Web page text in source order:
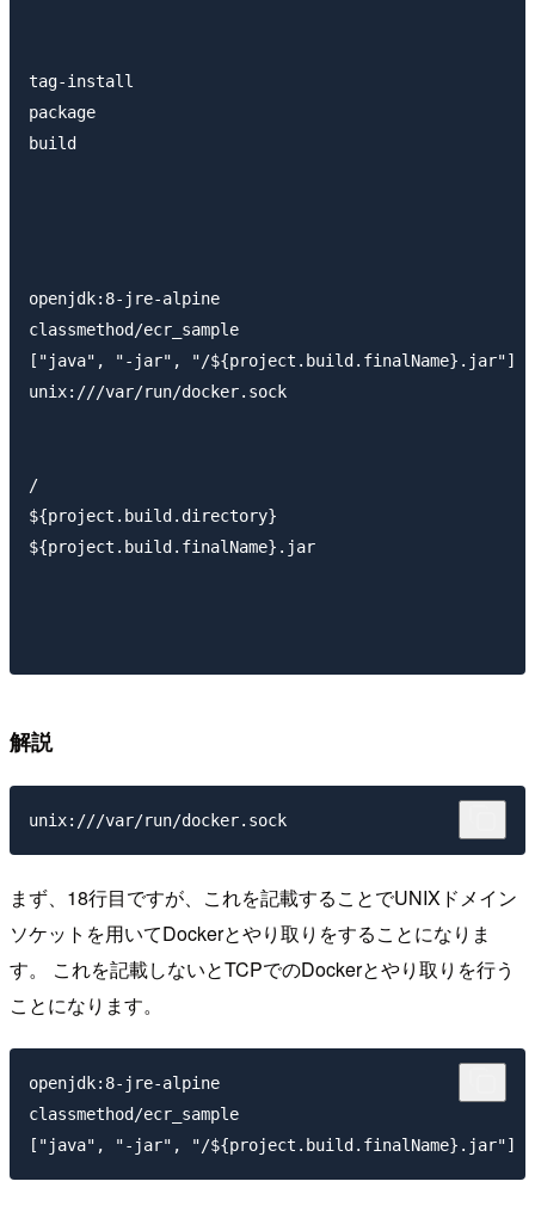
tag-install
package
build
openjdk:8-jre-alpine
classmethod/ecr_sample
["java", "-jar", "/${project.build.finalName}.jar"]
unix:///var/run/docker.sock
/
${project.build.directory}
${project.build.finalName}.jar
解説
まず、18行目ですが、これを記載することでUNIXドメイン
ソケットを用いてDockerとやり取りをすることになりま
す。 これを記載しないとTCPでのDockerとやり取りを行う
ことになります。
openjdk:8-jre-alpine
classmethod/ecr_sample